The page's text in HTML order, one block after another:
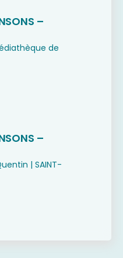
–
de
–
| SAINT-